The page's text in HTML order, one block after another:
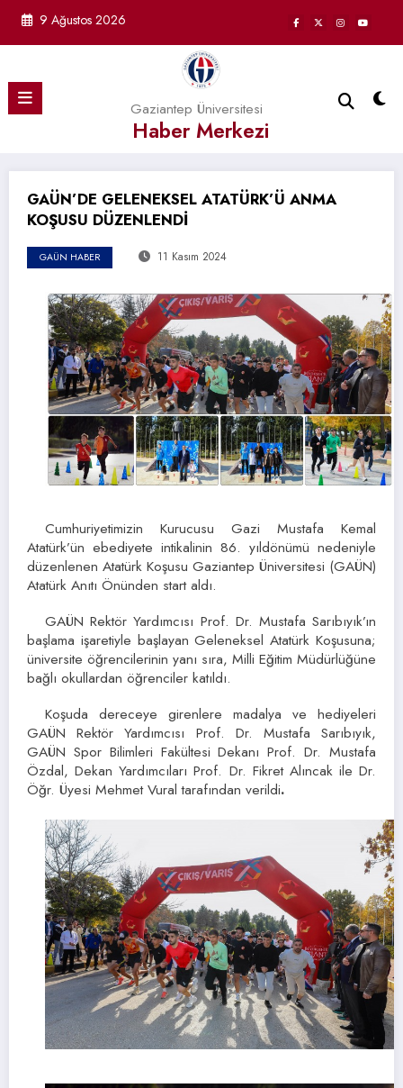
9 Ağustos 2026
Gaziantep Üniversitesi
Haber Merkezi
GAÜN’DE GELENEKSEL ATATÜRK’Ü ANMA
KOŞUSU DÜZENLENDİ
GAÜN HABER 11 Kasım 2024
Cumhuriyetimizin Kurucusu Gazi Mustafa Kemal
Atatürk’ün ebediyete intikalinin 86. yıldönümü nedeniyle
düzenlenen Atatürk Koşusu Gaziantep Üniversitesi (GAÜN)
Atatürk Anıtı Önünden start aldı.
GAÜN Rektör Yardımcısı Prof. Dr. Mustafa Sarıbıyık’ın
başlama işaretiyle başlayan Geleneksel Atatürk Koşusuna;
üniversite öğrencilerinin yanı sıra, Milli Eğitim Müdürlüğüne
bağlı okullardan öğrenciler katıldı.
Koşuda dereceye girenlere madalya ve hediyeleri
GAÜN Rektör Yardımcısı Prof. Dr. Mustafa Sarıbıyık,
GAÜN Spor Bilimleri Fakültesi Dekanı Prof. Dr. Mustafa
Özdal, Dekan Yardımcıları Prof. Dr. Fikret Alıncak ile Dr.
Öğr. Üyesi Mehmet Vural tarafından verildi.